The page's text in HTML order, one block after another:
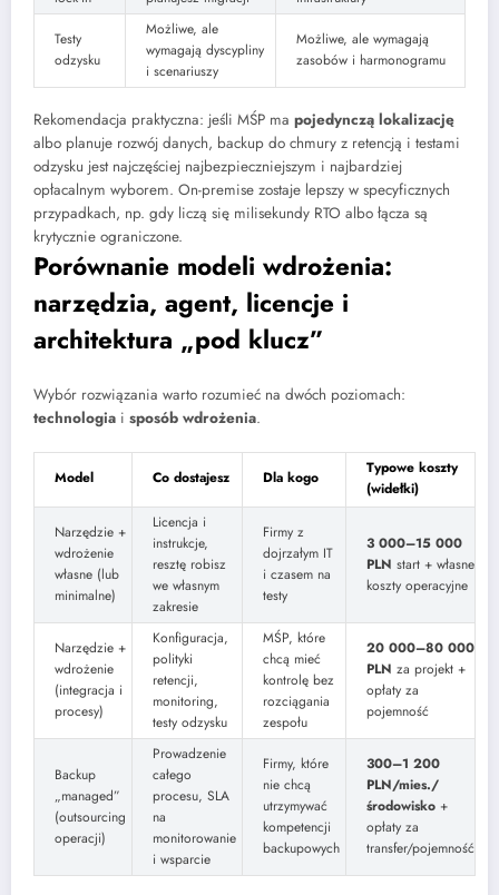
Testy
odzysku
Możliwe, ale
wymagają dyscypliny
i scenariuszy
Możliwe, ale wymagają
zasobów i harmonogramu
Rekomendacja praktyczna: jeśli MŚP ma pojedynczą lokalizację
albo planuje rozwój danych, backup do chmury z retencją i testami
odzysku jest najczęściej najbezpieczniejszym i najbardziej
opłacalnym wyborem. On-premise zostaje lepszy w specyficznych
przypadkach, np. gdy liczą się milisekundy RTO albo łącza są
krytycznie ograniczone.
Porównanie modeli wdrożenia:
narzędzia, agent, licencje i
architektura „pod klucz”
Wybór rozwiązania warto rozumieć na dwóch poziomach:
technologia i sposób wdrożenia.
Model Co dostajesz Dla kogo
Typowe koszty
(widełki)
Narzędzie +
wdrożenie
własne (lub
minimalne)
Licencja i
instrukcje,
resztę robisz
we własnym
zakresie
Firmy z
dojrzałym IT
i czasem na
testy
3 000–15 000
PLN start + własne
koszty operacyjne
Narzędzie +
wdrożenie
(integracja i
procesy)
Konfiguracja,
polityki
retencji,
monitoring,
testy odzysku
MŚP, które
chcą mieć
kontrolę bez
rozciągania
zespołu
20 000–80 000
PLN za projekt +
opłaty za
pojemność
Backup
„managed”
(outsourcing
operacji)
Prowadzenie
całego
procesu, SLA
na
monitorowanie
i wsparcie
Firmy, które
nie chcą
utrzymywać
kompetencji
backupowych
300–1 200
PLN/mies./
środowisko +
opłaty za
transfer/pojemność